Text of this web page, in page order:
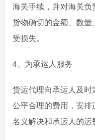
海关手续，并对海关
货物确切的金额、数
受损失。
4、为承运人服务
货运代理向承运人及
公平合理的费用，安
名义解决和承运人的运